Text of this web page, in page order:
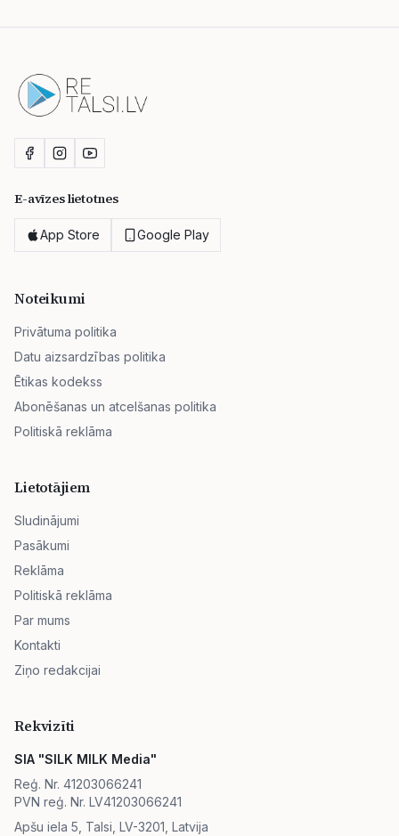
E-avīzes lietotnes
App Store Google Play
Noteikumi
Privātuma politika
Datu aizsardzības politika
Ētikas kodekss
Abonēšanas un atcelšanas politika
Politiskā reklāma
Lietotājiem
Sludinājumi
Pasākumi
Reklāma
Politiskā reklāma
Par mums
Kontakti
Ziņo redakcijai
Rekvizīti
SIA "SILK MILK Media"
Reģ. Nr. 41203066241
PVN reģ. Nr. LV41203066241
Apšu iela 5, Talsi, LV-3201, Latvija